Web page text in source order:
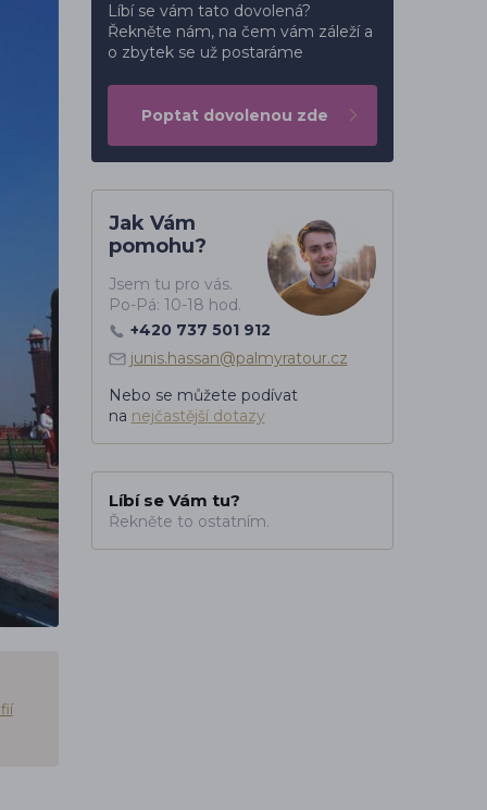
Líbí se vám tato dovolená?
Řekněte nám, na čem vám záleží a
o zbytek se už postaráme
Poptat dovolenou zde
Jak Vám
pomohu?
Jsem tu pro vás.
Po-Pá: 10-18 hod.
+420 737 501 912
junis.hassan@palmyratour.cz
Nebo se můžete podívat
na nejčastější dotazy
Líbí se Vám tu?
Řekněte to ostatním.